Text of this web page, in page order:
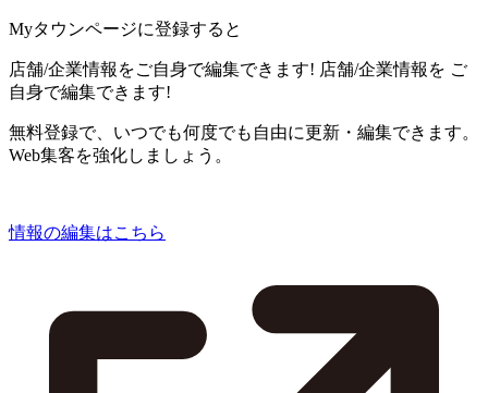
Myタウンページに登録すると
店舗/企業情報をご自身で編集できます! 店舗/企業情報を ご
自身で編集できます!
無料登録で、いつでも何度でも自由に更新・編集できます。
Web集客を強化しましょう。
情報の編集はこちら